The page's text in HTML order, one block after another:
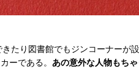
たり図書館でもジンコーナーが
ーである。 あの意外な人物もち